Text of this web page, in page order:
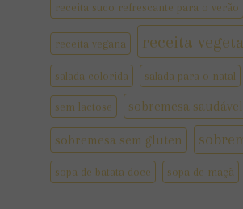
receita suco refrescante para o verão
receita vegana receita
salada colorida salada para o natal
sem lactose sobremesa saudável
sobremesa sem gluten
sopa de batata doce sopa de maçã